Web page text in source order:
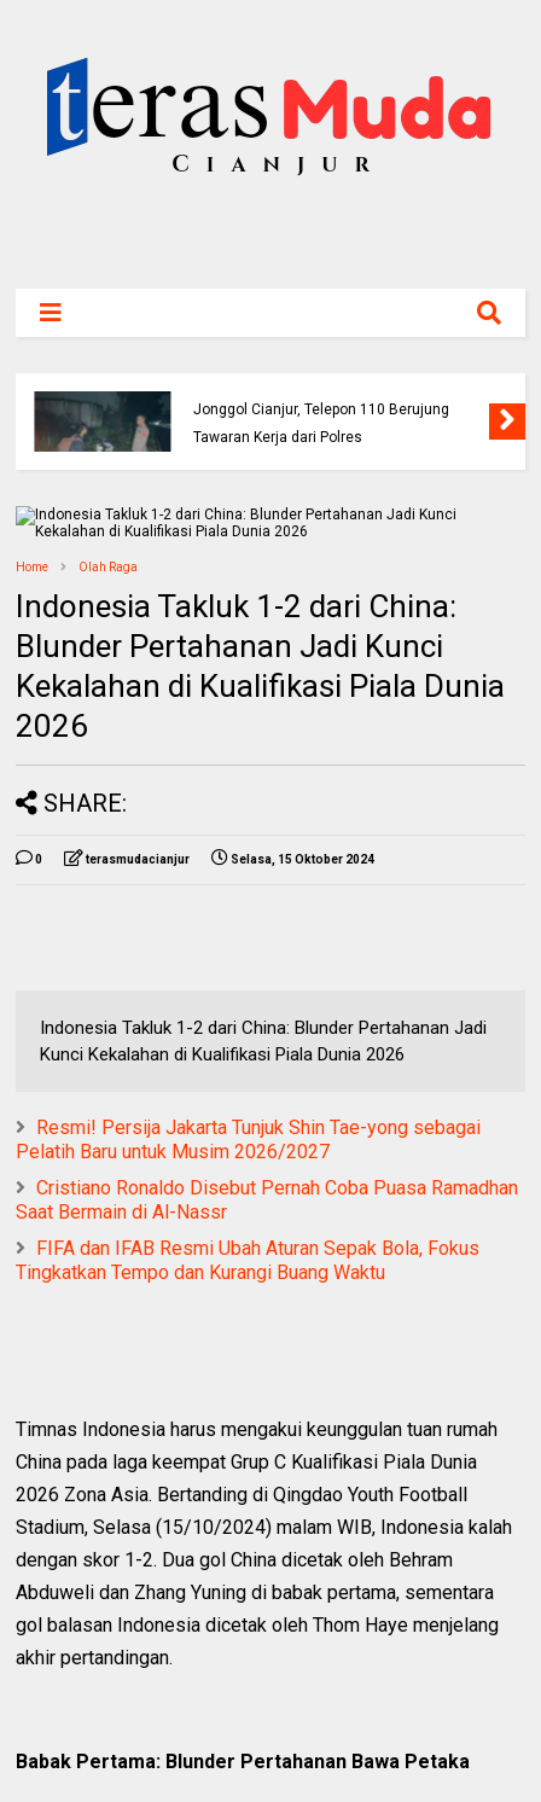
Jonggol Cianjur, Telepon 110 Berujung
Tawaran Kerja dari Polres
Home Olah Raga
Indonesia Takluk 1-2 dari China:
Blunder Pertahanan Jadi Kunci
Kekalahan di Kualifikasi Piala Dunia
2026
SHARE:
0 terasmudacianjur Selasa, 15 Oktober 2024
Indonesia Takluk 1-2 dari China: Blunder Pertahanan Jadi
Kunci Kekalahan di Kualifikasi Piala Dunia 2026
Resmi! Persija Jakarta Tunjuk Shin Tae-yong sebagai
Pelatih Baru untuk Musim 2026/2027
Cristiano Ronaldo Disebut Pernah Coba Puasa Ramadhan
Saat Bermain di Al-Nassr
FIFA dan IFAB Resmi Ubah Aturan Sepak Bola, Fokus
Tingkatkan Tempo dan Kurangi Buang Waktu
Timnas Indonesia harus mengakui keunggulan tuan rumah
China pada laga keempat Grup C Kualifikasi Piala Dunia
2026 Zona Asia. Bertanding di Qingdao Youth Football
Stadium, Selasa (15/10/2024) malam WIB, Indonesia kalah
dengan skor 1-2. Dua gol China dicetak oleh Behram
Abduweli dan Zhang Yuning di babak pertama, sementara
gol balasan Indonesia dicetak oleh Thom Haye menjelang
akhir pertandingan.
Babak Pertama: Blunder Pertahanan Bawa Petaka